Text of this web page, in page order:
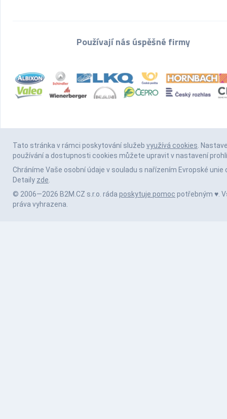
Používají nás úspěšné firmy
Tato stránka v rámci poskytování služeb využívá cookies .
používání a dostupnosti cookies můžete upravit v nastavení
Chráníme Vaše osobní údaje v souladu s nařízením Evropské unie
Detaily zde
© 2006—2026 B2M.CZ s.r.o. ráda poskytuje pomoc potřebným ♥️.
práva vyhrazena.